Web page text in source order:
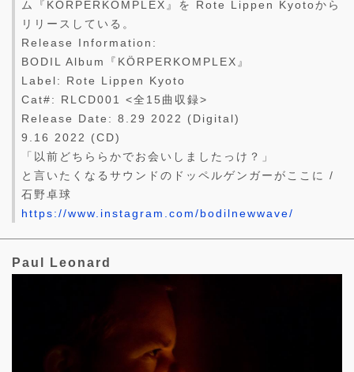
ム『KÖRPERKOMPLEX』を Rote Lippen Kyotoから
リリースしている。
Release Information:
BODIL Album『KÖRPERKOMPLEX』
Label: Rote Lippen Kyoto
Cat#: RLCD001 <全15曲収録>
Release Date: 8.29 2022 (Digital)
9.16 2022 (CD)
「以前どちららかでお会いしましたっけ？」
と言いたくなるサウンドのドッペルゲンガーがここに /
石野卓球
https://www.instagram.com/bodilnewwave/
Paul Leonard